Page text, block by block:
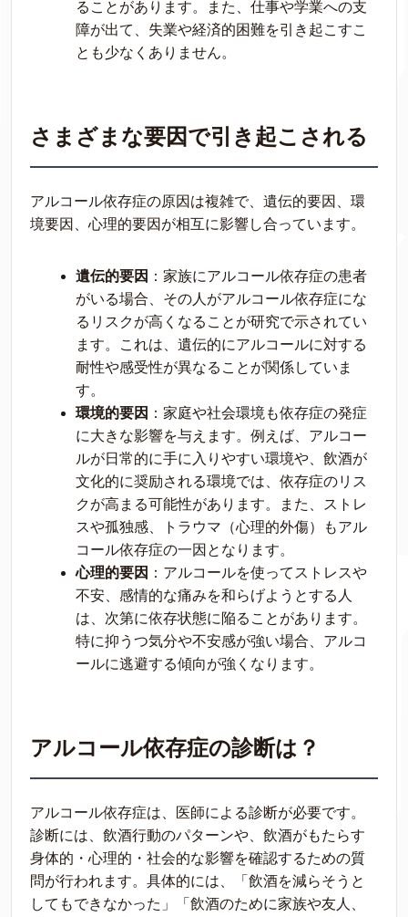
ることがあります。また、仕事や学業への支
障が出て、失業や経済的困難を引き起こすこ
とも少なくありません。
さまざまな要因で引き起こされる
アルコール依存症の原因は複雑で、遺伝的要因、環
境要因、心理的要因が相互に影響し合っています。
遺伝的要因 ：家族にアルコール依存症の患者
がいる場合、その人がアルコール依存症にな
るリスクが高くなることが研究で示されてい
ます。これは、遺伝的にアルコールに対する
耐性や感受性が異なることが関係していま
す。
環境的要因 ：家庭や社会環境も依存症の発症
に大きな影響を与えます。例えば、アルコー
ルが日常的に手に入りやすい環境や、飲酒が
文化的に奨励される環境では、依存症のリス
クが高まる可能性があります。また、ストレ
スや孤独感、トラウマ（心理的外傷）もアル
コール依存症の一因となります。
心理的要因 ：アルコールを使ってストレスや
不安、感情的な痛みを和らげようとする人
は、次第に依存状態に陥ることがあります。
特に抑うつ気分や不安感が強い場合、アルコ
ールに逃避する傾向が強くなります。
アルコール依存症の診断は？
アルコール依存症は、医師による診断が必要です。
診断には、飲酒行動のパターンや、飲酒がもたらす
身体的・心理的・社会的な影響を確認するための質
問が行われます。具体的には、「飲酒を減らそうと
してもできなかった」「飲酒のために家族や友人、